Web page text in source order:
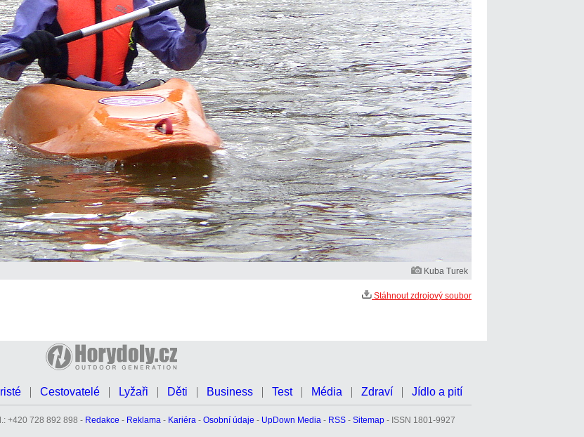
Kuba Turek
Stáhnout zdrojový soubor
Cestovatelé Lyžaři Děti Business Test Média Zdraví Jídlo a pití
+420 728 892 898 - Redakce - Reklama - Kariéra - Osobní údaje - UpDown Media - RSS - Sitemap - ISSN 1801-9927